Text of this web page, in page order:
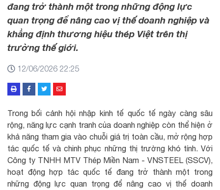
đang trở thành một trong những động lực
quan trọng để nâng cao vị thế doanh nghiệp và
khẳng định thương hiệu thép Việt trên thị
trường thế giới.
12/06/2026 22:25
Trong bối cảnh hội nhập kinh tế quốc tế ngày càng sâu
rộng, năng lực cạnh tranh của doanh nghiệp còn thể hiện ở
khả năng tham gia vào chuỗi giá trị toàn cầu, mở rộng hợp
tác quốc tế và chinh phục những thị trường khó tính. Với
Công ty TNHH MTV Thép Miền Nam - VNSTEEL (SSCV),
hoạt động hợp tác quốc tế đang trở thành một trong
những động lực quan trọng để nâng cao vị thế doanh